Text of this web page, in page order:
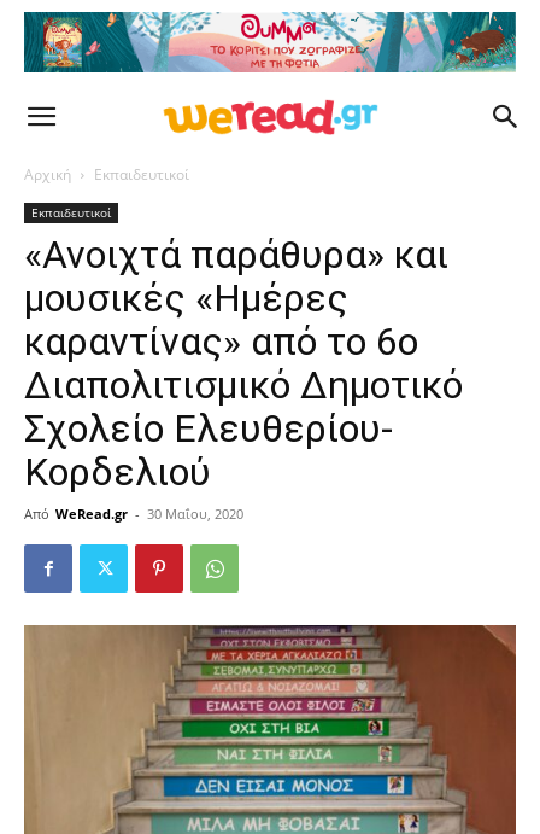
Αρχική Εκπαιδευτικοί
Εκπαιδευτικοί
«Ανοιχτά παράθυρα» και
μουσικές «Ημέρες
καραντίνας» από το 6ο
Διαπολιτισμικό Δημοτικό
Σχολείο Ελευθερίου-
Κορδελιού
Από WeRead.gr - 30 Μαΐου, 2020